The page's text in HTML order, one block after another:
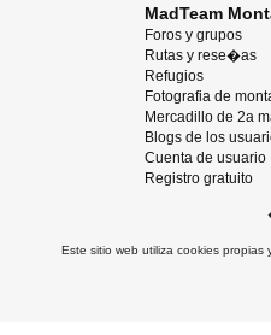
MadTeam
Foros y grupos
Rutas y rese�as
Refugios
Fotografia de
Mercadillo de 2a
Blogs de los
Cuenta de usuario
Registro gratuito
Este sitio web utiliza cookies